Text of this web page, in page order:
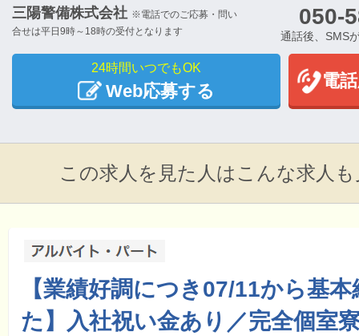
三陽警備株式会社 ※電話でのご応募・問い
合せは平日9時～18時の受付となります
050-
通話後、SMS
24時間いつでもOK
Web応募する
電
この求人を見た人はこんな求人
【業績好調につき07/11から基
た】入社祝い金あり／完全個室